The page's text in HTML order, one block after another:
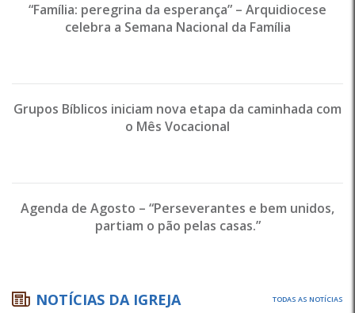
“Família: peregrina da esperança” – Arquidiocese
celebra a Semana Nacional da Família
Grupos Bíblicos iniciam nova etapa da caminhada com
o Mês Vocacional
Agenda de Agosto – “Perseverantes e bem unidos,
partiam o pão pelas casas.”
NOTÍCIAS DA IGREJA TODAS AS NOTÍCIAS